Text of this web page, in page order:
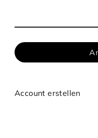
Anmelden
Account erstellen